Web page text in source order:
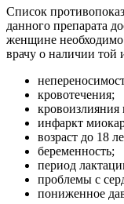
Список
данного препарата
женщине необходимо
врачу о наличии той
кровотечения;
кровоизлияния
инфаркт
возраст до 18
беременность;
период
проблемы с
пониженное